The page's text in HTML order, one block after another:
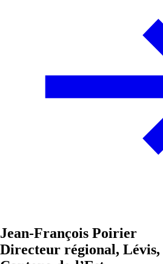
Jean-François Poirier
Directeur régional, Lévis,